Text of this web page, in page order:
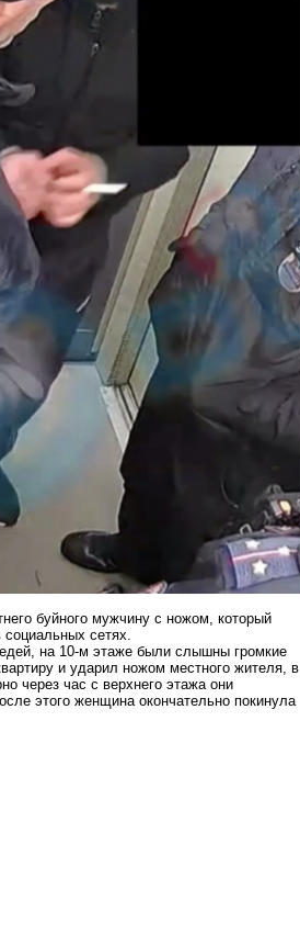
буйного мужчину с ножом, который
сетях.
на 10-м этаже были слышны громкие
и ударил ножом местного жителя, в
через час с верхнего этажа они
этого женщина окончательно покинула